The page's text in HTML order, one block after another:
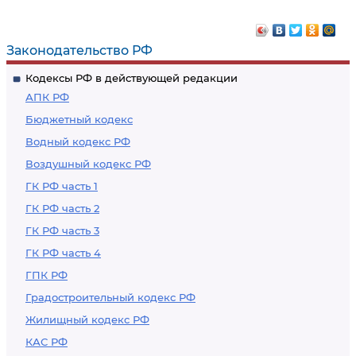
Законодательство РФ
Кодексы РФ в действующей редакции
АПК РФ
Бюджетный кодекс
Водный кодекс РФ
Воздушный кодекс РФ
ГК РФ часть 1
ГК РФ часть 2
ГК РФ часть 3
ГК РФ часть 4
ГПК РФ
Градостроительный кодекс РФ
Жилищный кодекс РФ
КАС РФ